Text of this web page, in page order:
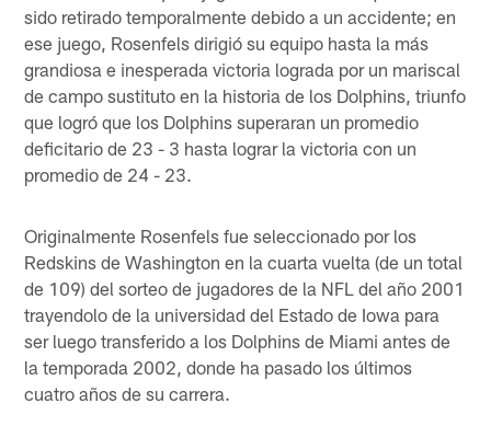
sido retirado temporalmente debido a un accidente; en
ese juego, Rosenfels dirigió su equipo hasta la más
grandiosa e inesperada victoria lograda por un mariscal
de campo sustituto en la historia de los Dolphins, triunfo
que logró que los Dolphins superaran un promedio
deficitario de 23 - 3 hasta lograr la victoria con un
promedio de 24 - 23.
Originalmente Rosenfels fue seleccionado por los
Redskins de Washington en la cuarta vuelta (de un total
de 109) del sorteo de jugadores de la NFL del año 2001
trayendolo de la universidad del Estado de Iowa para
ser luego transferido a los Dolphins de Miami antes de
la temporada 2002, donde ha pasado los últimos
cuatro años de su carrera.